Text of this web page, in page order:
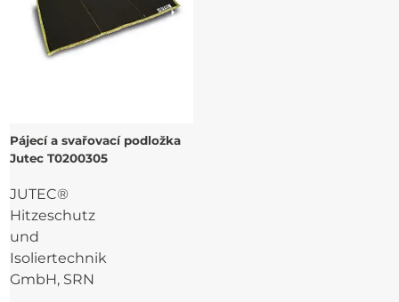
Pájecí a svařovací podložka
Jutec T0200305
JUTEC®
Hitzeschutz
und
Isoliertechnik
GmbH, SRN